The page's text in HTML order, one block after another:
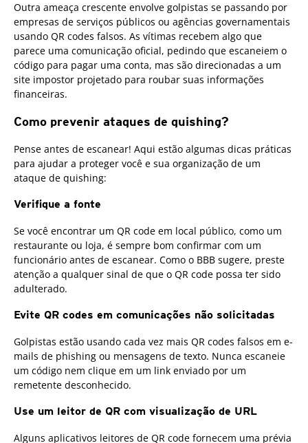
Outra ameaça crescente envolve golpistas se passando por
empresas de serviços públicos ou agências governamentais
usando QR codes falsos. As vítimas recebem algo que
parece uma comunicação oficial, pedindo que escaneiem o
código para pagar uma conta, mas são direcionadas a um
site impostor projetado para roubar suas informações
financeiras.
Como prevenir ataques de quishing?
Pense antes de escanear! Aqui estão algumas dicas práticas
para ajudar a proteger você e sua organização de um
ataque de quishing:
Verifique a fonte
Se você encontrar um QR code em local público, como um
restaurante ou loja, é sempre bom confirmar com um
funcionário antes de escanear. Como o BBB sugere, preste
atenção a qualquer sinal de que o QR code possa ter sido
adulterado.
Evite QR codes em comunicações não solicitadas
Golpistas estão usando cada vez mais QR codes falsos em e-
mails de phishing ou mensagens de texto. Nunca escaneie
um código nem clique em um link enviado por um
remetente desconhecido.
Use um leitor de QR com visualização de URL
Alguns aplicativos leitores de QR code fornecem uma prévia